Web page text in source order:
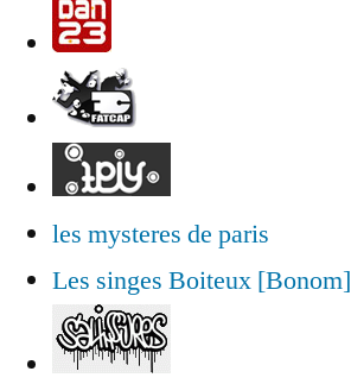
les mysteres de paris
Les singes Boiteux [Bonom]